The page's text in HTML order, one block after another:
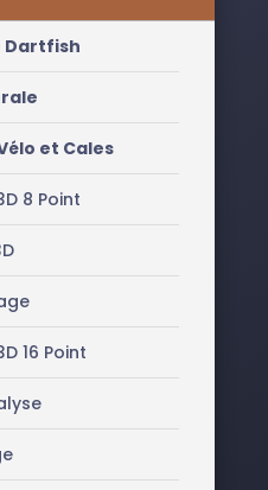
Dartfish
et Cales
8 Point
16 Point